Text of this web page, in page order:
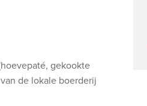
gekookte
de lokale boerderij